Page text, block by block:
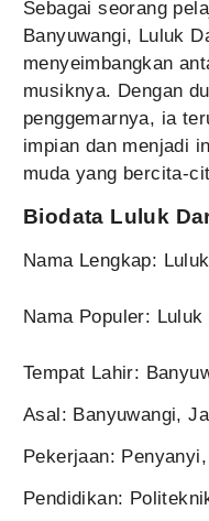
Sebagai seorang
Banyuwangi, Luluk
menyeimbangkan
musiknya. Dengan
penggemarnya, ia
impian dan menjadi
muda yang bercita-
Biodata Luluk
Nama Lengkap:
Nama Populer: Luluk
Tempat Lahir:
Asal: Banyuwangi,
Pekerjaan:
Pendidikan: